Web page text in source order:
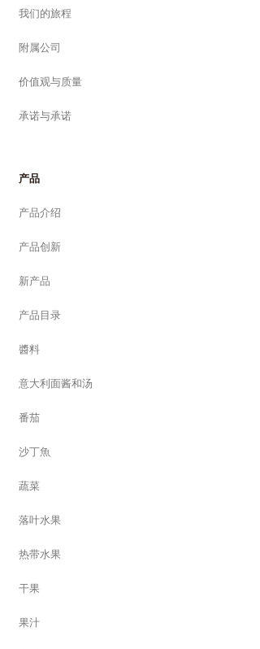
我们的旅程
附属公司
价值观与质量
承诺与承诺
产品
产品介绍
产品创新
新产品
产品目录
醬料
意大利面酱和汤
番茄
沙丁魚
蔬菜
落叶水果
热带水果
干果
果汁